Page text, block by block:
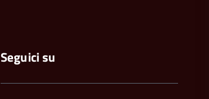
Seguici su